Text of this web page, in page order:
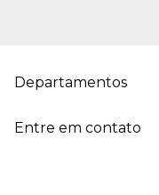
Departamentos
Entre em contato